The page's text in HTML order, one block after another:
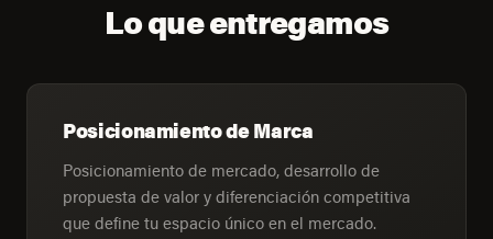
Lo que entregamos
Posicionamiento de Marca
Posicionamiento de mercado, desarrollo de
propuesta de valor y diferenciación competitiva
que define tu espacio único en el mercado.